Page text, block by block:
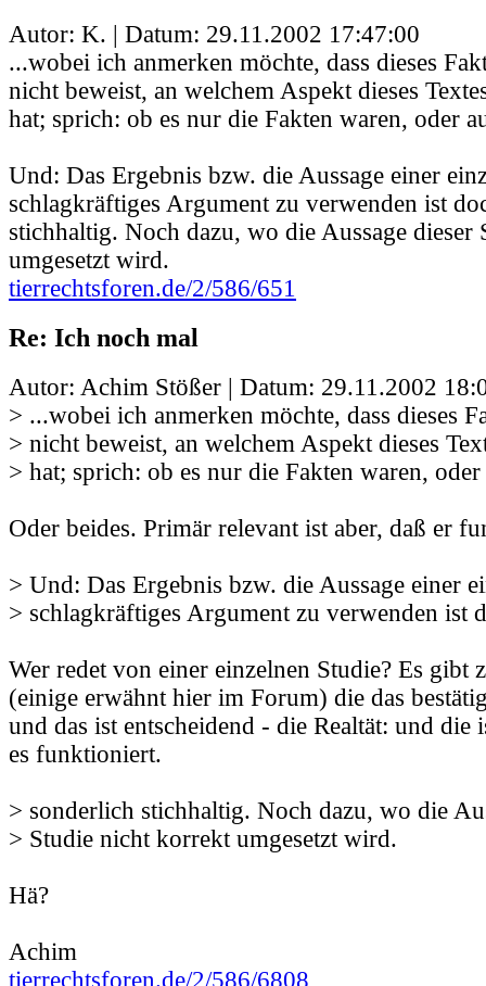
Autor: K. | Datum: 29.11.2002 17:47:00
...wobei ich anmerken möchte, dass dieses
nicht beweist, an welchem Aspekt dieses
hat; sprich: ob es nur die Fakten waren, oder
Und: Das Ergebnis bzw. die Aussage einer
schlagkräftiges Argument zu verwenden ist
stichhaltig. Noch dazu, wo die Aussage
umgesetzt wird.
tierrechtsforen.de/2/586/651
Re: Ich noch mal
Autor: Achim Stößer | Datum: 29.11.2002
> ...wobei ich anmerken möchte, dass dieses
> nicht beweist, an welchem Aspekt dieses
> hat; sprich: ob es nur die Fakten waren,
Oder beides. Primär relevant ist aber, daß er
> Und: Das Ergebnis bzw. die Aussage einer
> schlagkräftiges Argument zu verwenden ist
Wer redet von einer einzelnen Studie? Es gibt
(einige erwähnt hier im Forum) die das
und das ist entscheidend - die Realtät: und die
es funktioniert.
> sonderlich stichhaltig. Noch dazu, wo die
> Studie nicht korrekt umgesetzt wird.
Hä?
Achim
tierrechtsforen.de/2/586/6808